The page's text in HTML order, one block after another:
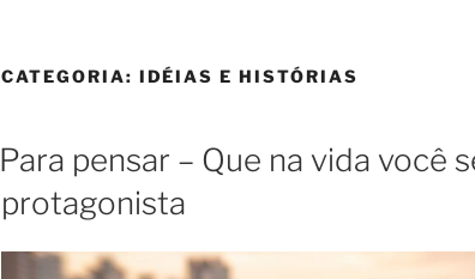
CATEGORIA: IDÉIAS E HISTÓRIAS
Para pensar – Que na vida você
protagonista